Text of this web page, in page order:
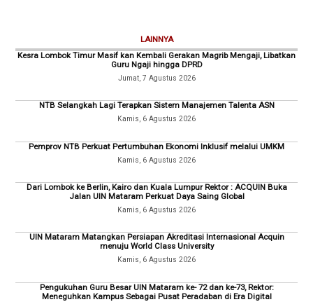
LAINNYA
Kesra Lombok Timur Masif kan Kembali Gerakan Magrib Mengaji, Libatkan
Guru Ngaji hingga DPRD
Jumat, 7 Agustus 2026
NTB Selangkah Lagi Terapkan Sistem Manajemen Talenta ASN
Kamis, 6 Agustus 2026
Pemprov NTB Perkuat Pertumbuhan Ekonomi Inklusif melalui UMKM
Kamis, 6 Agustus 2026
Dari Lombok ke Berlin, Kairo dan Kuala Lumpur Rektor : ACQUIN Buka
Jalan UIN Mataram Perkuat Daya Saing Global
Kamis, 6 Agustus 2026
UIN Mataram Matangkan Persiapan Akreditasi Internasional Acquin
menuju World Class University
Kamis, 6 Agustus 2026
Pengukuhan Guru Besar UIN Mataram ke- 72 dan ke-73, Rektor:
Meneguhkan Kampus Sebagai Pusat Peradaban di Era Digital